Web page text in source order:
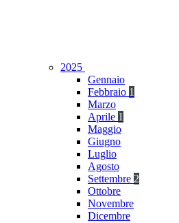
2025
Gennaio
Febbraio 1
Marzo
Aprile 1
Maggio
Giugno
Luglio
Agosto
Settembre 2
Ottobre
Novembre
Dicembre